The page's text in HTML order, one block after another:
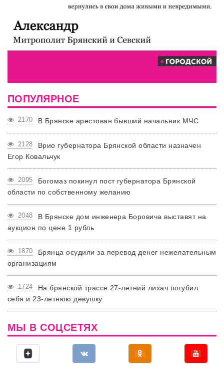
ПОПУЛЯРНОЕ
2170 В Брянске арестован бывший начальник МЧС
2128
Врио губернатора Брянской области назначен
Егор Ковальчук
2095
Богомаз покинул пост губернатора Брянской
области по собственному желанию
2048
В Брянске дом инженера Боровича выставят на
аукцион по цене 1 рубль
1870
Брянца осудили за перевод денег нежелательным
организациям
1724
На брянской трассе 27-летний лихач погубил
себя и 23-летнюю девушку
МЫ В СОЦСЕТЯХ